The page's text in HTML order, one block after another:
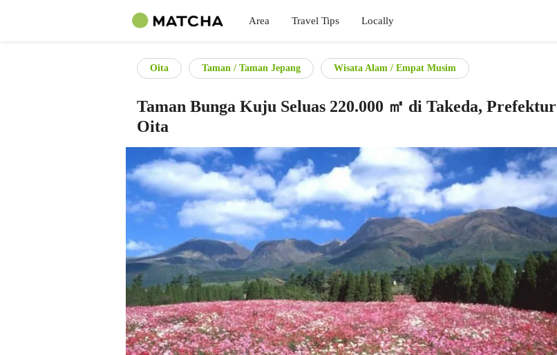
Area Travel Tips Locally
Oita Taman / Taman Jepang Wisata Alam / Empat Musim
Taman Bunga Kuju Seluas 220.000 ㎡ di Takeda, Prefektur
Oita